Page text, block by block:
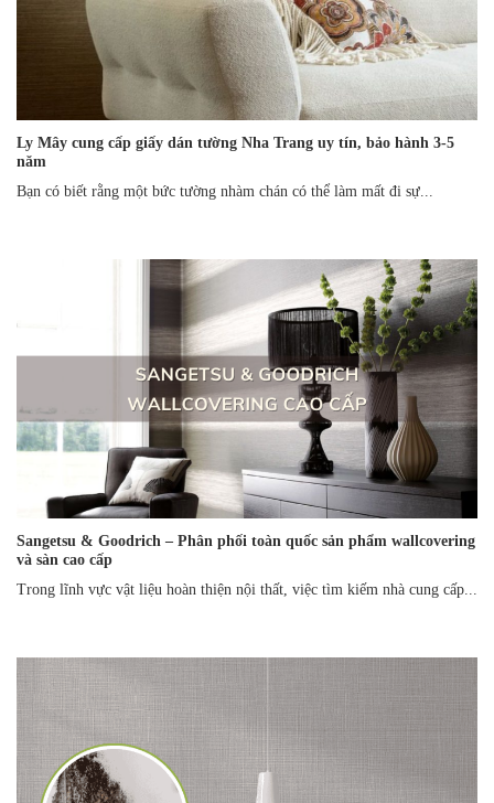
Ly Mây cung cấp giấy dán tường Nha Trang uy tín, bảo hành 3-5
năm
Bạn có biết rằng một bức tường nhàm chán có thể làm mất đi sự...
Sangetsu & Goodrich – Phân phối toàn quốc sản phẩm wallcovering
và sàn cao cấp
Trong lĩnh vực vật liệu hoàn thiện nội thất, việc tìm kiếm nhà cung cấp...